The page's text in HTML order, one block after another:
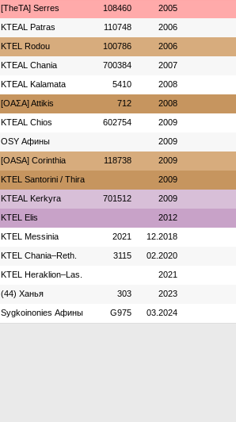
[TheTA] Serres 108460 2005
KTEAL Patras 110748 2006
ΚΤΕL Rodou 100786 2006
KTEAL Chania 700384 2007
KTEAL Kalamata 5410 2008
[ΟΑΣΑ] Αttikis 712 2008
KTEAL Chios 602754 2009
OSY Афины 2009
[OASA] Corinthia 118738 2009
KTEL Santorini / Thira 2009
KTEAL Kerkyra 701512 2009
KTEL Elis 2012
KTEL Messinia 2021 12.2018
KTEL Chania–Reth. 3115 02.2020
KTEL Heraklion–Las. 2021
(44) Ханья 303 2023
Sygkoinonies Афины G975 03.2024